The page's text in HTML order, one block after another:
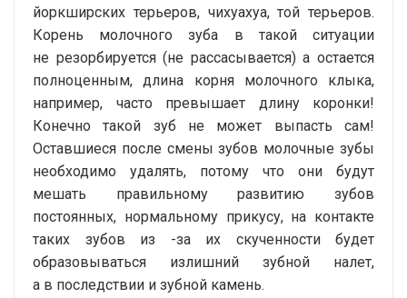
йоркширских терьеров, чихуахуа, той терьеров.
Корень молочного зуба в такой ситуации
не резорбируется (не рассасывается) а остается
полноценным, длина корня молочного клыка,
например, часто превышает длину коронки!
Конечно такой зуб не может выпасть сам!
Оставшиеся после смены зубов молочные зубы
необходимо удалять, потому что они будут
мешать правильному развитию зубов
постоянных, нормальному прикусу, на контакте
таких зубов из -за их скученности будет
образовываться излишний зубной налет,
а в последствии и зубной камень.